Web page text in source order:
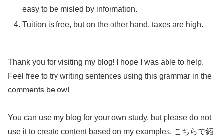
easy to be misled by information.
Tuition is free, but on the other hand, taxes are high.
Thank you for visiting my blog! I hope I was able to help.
Feel free to try writing sentences using this grammar in the
comments below!
You can use my blog for your own study, but please do not
use it to create content based on my examples. こちらで紹